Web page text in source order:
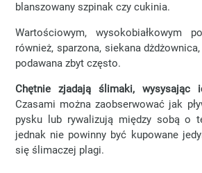
blanszowany szpinak czy cukinia.
Wartościowym, wysokobiałkowym
również, sparzona, siekana
podawana zbyt często.
Chętnie zjadają ślimaki, wysysając
Czasami można zaobserwować jak
pysku lub rywalizują między sobą o
jednak nie powinny być kupowane
się ślimaczej plagi.